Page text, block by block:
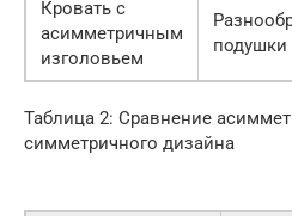
Кровать с
асимметричным
изголовьем
подушки
Таблица 2: Сравнение
симметричного дизайна